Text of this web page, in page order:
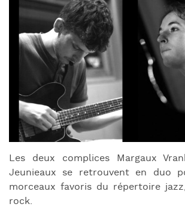
Les deux complices Margaux
Jeunieaux se retrouvent en duo
morceaux favoris du répertoire
rock.